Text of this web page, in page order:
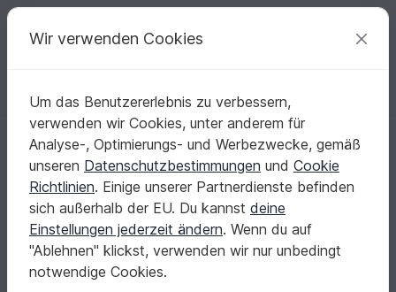
Deine kreativen Ideen
Deutsch | € (EUR) einloggen Kostenlos registrieren
Startseite Häkeln Taschen Säckchen
Häkelanleitungen für Säckchen
Taschen Sortieren / Filter
Rucksäcke 108 Säckchen 53 Clutch
Wir verwenden Cookies
Um das Benutzererlebnis zu verbessern,
verwenden wir Cookies, unter anderem für
Analyse-, Optimierungs- und Werbezwecke, gemäß
unseren Datenschutzbestimmungen und Cookie
Richtlinien. Einige unserer Partnerdienste befinden
sich außerhalb der EU. Du kannst deine
Einstellungen jederzeit ändern. Wenn du auf
"Ablehnen" klickst, verwenden wir nur unbedingt
notwendige Cookies.